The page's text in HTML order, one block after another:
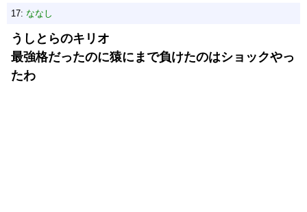
17: ななし
うしとらのキリオ
最強格だったのに猿にまで負けたのはショックやっ
たわ